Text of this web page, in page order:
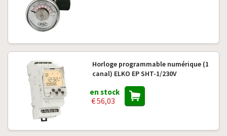
Horloge programmable numérique (1
canal) ELKO EP SHT-1/230V
en stock
€ 56,03